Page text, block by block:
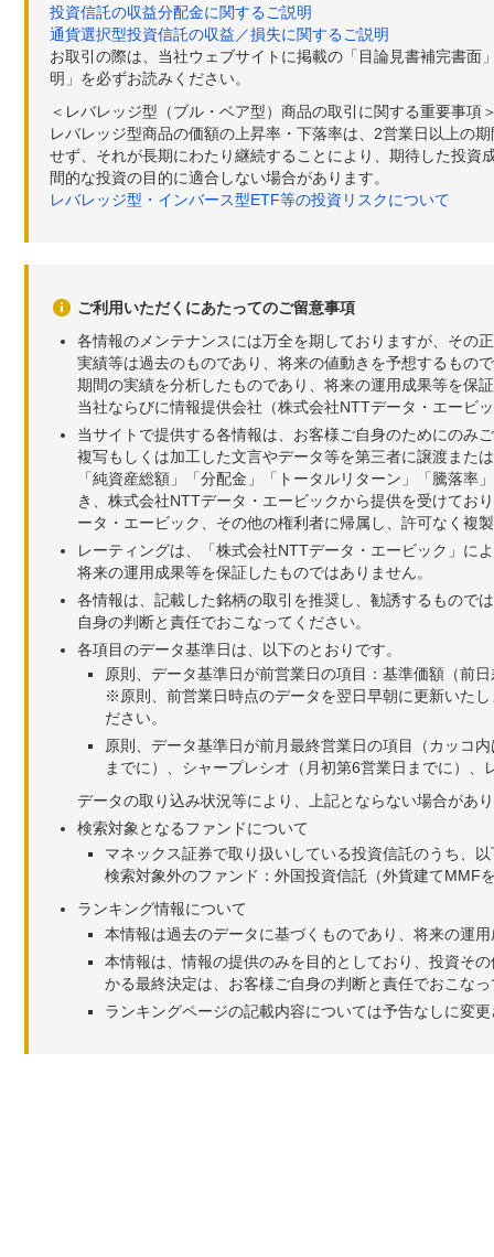
投資信託の収益分配金に関するご説明
通貨選択型投資信託の収益／損失に関するご説明
お取引の際は、当社ウェブサイトに掲載の「目論見書補完書
明」を必ずお読みください。
＜レバレッジ型（ブル・ベア型）商品の取引に関する重要事項
レバレッジ型商品の価額の上昇率・下落率は、2営業日以上の
せず、それが長期にわたり継続することにより、期待した投
間的な投資の目的に適合しない場合があります。
レバレッジ型・インバース型ETF等の投資リスクについて
ご利用いただくにあたってのご留意事項
各情報のメンテナンスには万全を期しておりますが、その
実績等は過去のものであり、将来の値動きを予想するもの
期間の実績を分析したものであり、将来の運用成果等を保
当社ならびに情報提供会社（株式会社NTTデータ・エービ
当サイトで提供する各情報は、お客様ご自身のためにのみ
複写もしくは加工した文言やデータ等を第三者に譲渡また
「純資産総額」「分配金」「トータルリターン」「騰落
き、株式会社NTTデータ・エービックから提供を受けてお
ータ・エービック、その他の権利者に帰属し、許可なく複
レーティングは、「株式会社NTTデータ・エービック」に
将来の運用成果等を保証したものではありません。
各情報は、記載した銘柄の取引を推奨し、勧誘するもので
自身の判断と責任でおこなってください。
各項目のデータ基準日は、以下のとおりです。
原則、データ基準日が前営業日の項目：基準価額（前
※原則、前営業日時点のデータを翌日早朝に更新いた
ださい。
原則、データ基準日が前月最終営業日の項目（カッコ
までに）、シャープレシオ（月初第6営業日までに）
データの取り込み状況等により、上記とならない場合があ
検索対象となるファンドについて
マネックス証券で取り扱いしている投資信託のうち、
検索対象外のファンド：外国投資信託（外貨建てMMF
ランキング情報について
本情報は過去のデータに基づくものであり、将来の運
本情報は、情報の提供のみを目的としており、投資そ
かる最終決定は、お客様ご自身の判断と責任でおこな
ランキングページの記載内容については予告なしに変